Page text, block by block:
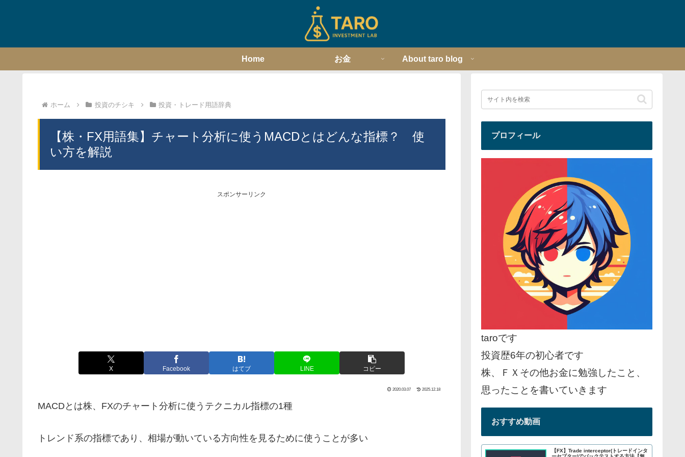
Home お金 About taro blog
ホーム 投資のチシキ 投資・トレード用語辞典
【株・FX用語集】チャート分析に使うMACDとはどんな指標？ 使
い方を解説
スポンサーリンク
X Facebook はてブ LINE コピー
2020.03.07 2025.12.18
MACDとは株、FXのチャート分析に使うテクニカル指標の1種
トレンド系の指標であり、相場が動いている方向性を見るために使うことが多い
プロフィール
taroです
投資歴6年の初心者です
株、ＦＸその他お金に勉強したこと、
思ったことを書いていきます
おすすめ動画
【FX】Trade interceptor(トレードインタ